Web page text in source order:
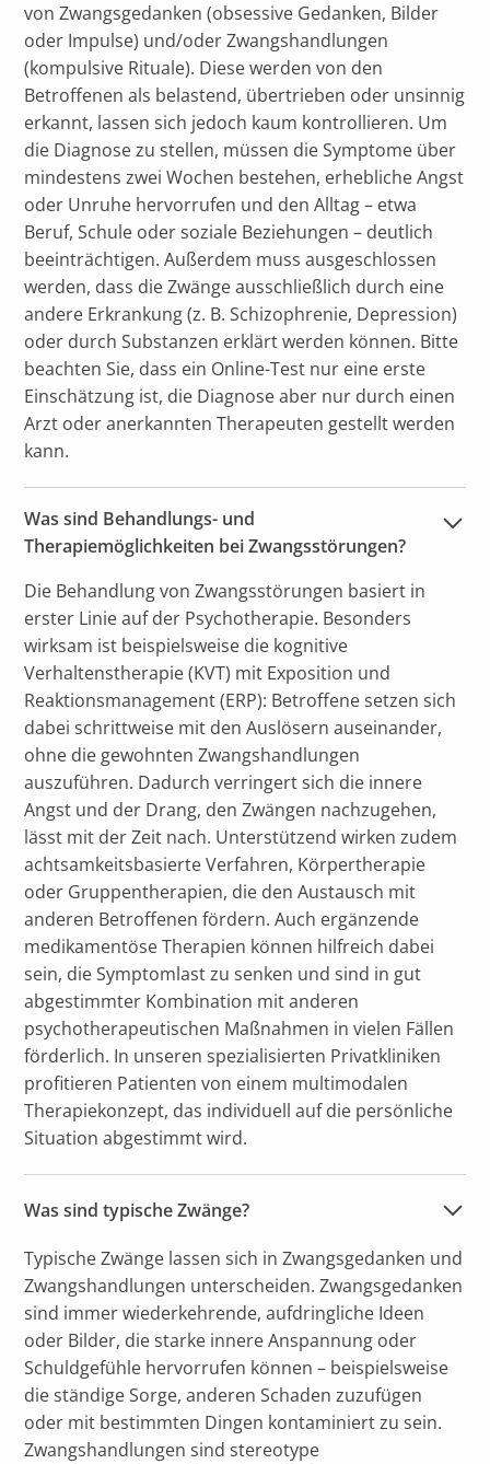
von Zwangsgedanken (obsessive Gedanken, Bilder
oder Impulse) und/oder Zwangshandlungen
(kompulsive Rituale). Diese werden von den
Betroffenen als belastend, übertrieben oder unsinnig
erkannt, lassen sich jedoch kaum kontrollieren. Um
die Diagnose zu stellen, müssen die Symptome über
mindestens zwei Wochen bestehen, erhebliche Angst
oder Unruhe hervorrufen und den Alltag – etwa
Beruf, Schule oder soziale Beziehungen – deutlich
beeinträchtigen. Außerdem muss ausgeschlossen
werden, dass die Zwänge ausschließlich durch eine
andere Erkrankung (z. B. Schizophrenie, Depression)
oder durch Substanzen erklärt werden können. Bitte
beachten Sie, dass ein Online-Test nur eine erste
Einschätzung ist, die Diagnose aber nur durch einen
Arzt oder anerkannten Therapeuten gestellt werden
kann.
Was sind Behandlungs- und
Therapiemöglichkeiten bei Zwangsstörungen?
Die Behandlung von Zwangsstörungen basiert in
erster Linie auf der Psychotherapie. Besonders
wirksam ist beispielsweise die kognitive
Verhaltenstherapie (KVT) mit Exposition und
Reaktionsmanagement (ERP): Betroffene setzen sich
dabei schrittweise mit den Auslösern auseinander,
ohne die gewohnten Zwangshandlungen
auszuführen. Dadurch verringert sich die innere
Angst und der Drang, den Zwängen nachzugehen,
lässt mit der Zeit nach. Unterstützend wirken zudem
achtsamkeitsbasierte Verfahren, Körpertherapie
oder Gruppentherapien, die den Austausch mit
anderen Betroffenen fördern. Auch ergänzende
medikamentöse Therapien können hilfreich dabei
sein, die Symptomlast zu senken und sind in gut
abgestimmter Kombination mit anderen
psychotherapeutischen Maßnahmen in vielen Fällen
förderlich. In unseren spezialisierten Privatkliniken
profitieren Patienten von einem multimodalen
Therapiekonzept, das individuell auf die persönliche
Situation abgestimmt wird.
Was sind typische Zwänge?
Typische Zwänge lassen sich in Zwangsgedanken und
Zwangshandlungen unterscheiden. Zwangsgedanken
sind immer wiederkehrende, aufdringliche Ideen
oder Bilder, die starke innere Anspannung oder
Schuldgefühle hervorrufen können – beispielsweise
die ständige Sorge, anderen Schaden zuzufügen
oder mit bestimmten Dingen kontaminiert zu sein.
Zwangshandlungen sind stereotype